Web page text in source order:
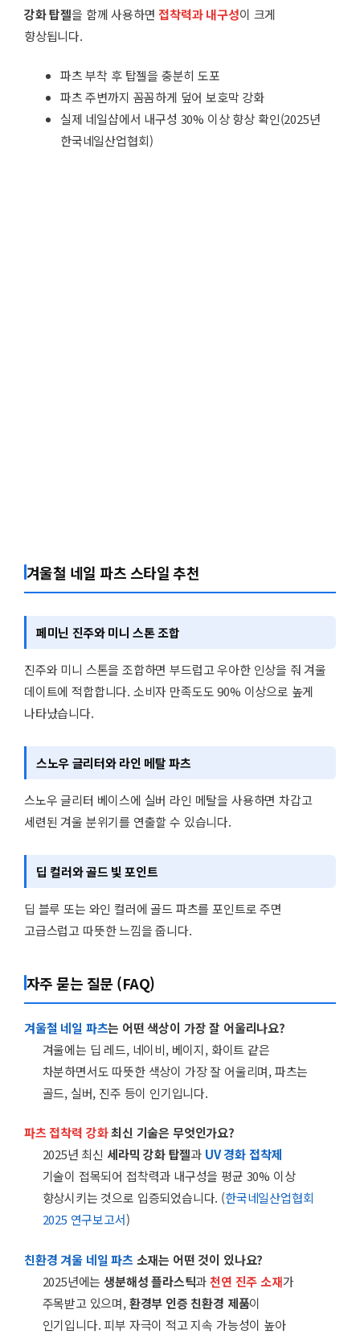
강화 탑젤을 함께 사용하면접착력과 내구성이 크게
향상됩니다.
파츠 부착 후 탑젤을 충분히 도포
파츠 주변까지 꼼꼼하게 덮어 보호막 강화
실제 네일샵에서 내구성 30% 이상 향상 확인(2025년
한국네일산업협회)
겨울철 네일 파츠 스타일 추천
페미닌 진주와 미니 스톤 조합
진주와 미니 스톤을 조합하면 부드럽고 우아한 인상을 줘 겨울
데이트에 적합합니다. 소비자 만족도도 90% 이상으로 높게
나타났습니다.
스노우 글리터와 라인 메탈 파츠
스노우 글리터 베이스에 실버 라인 메탈을 사용하면 차갑고
세련된 겨울 분위기를 연출할 수 있습니다.
딥 컬러와 골드 빛 포인트
딥 블루 또는 와인 컬러에 골드 파츠를 포인트로 주면
고급스럽고 따뜻한 느낌을 줍니다.
자주 묻는 질문 (FAQ)
겨울철 네일 파츠는 어떤 색상이 가장 잘 어울리나요?
겨울에는 딥 레드, 네이비, 베이지, 화이트 같은
차분하면서도 따뜻한 색상이 가장 잘 어울리며, 파츠는
골드, 실버, 진주 등이 인기입니다.
파츠 접착력 강화최신 기술은 무엇인가요?
2025년 최신 세라믹 강화 탑젤과 UV 경화 접착제
기술이 접목되어 접착력과 내구성을 평균 30% 이상
향상시키는 것으로 입증되었습니다. (한국네일산업협회
2025 연구보고서)
친환경 겨울 네일 파츠 소재는 어떤 것이 있나요?
2025년에는생분해성 플라스틱과천연 진주 소재가
주목받고 있으며,환경부 인증 친환경 제품이
인기입니다. 피부 자극이 적고 지속 가능성이 높아